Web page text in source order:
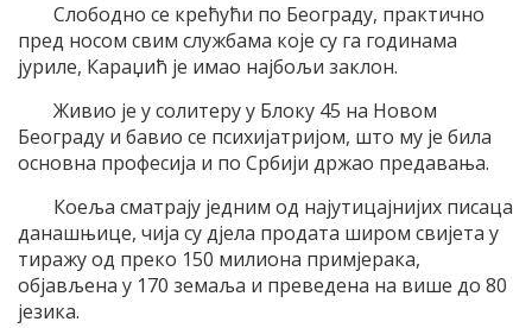
Слободно се крећући по Београду, практично
пред носом свим службама које су га годинама
јуриле, Караџић је имао најбољи заклон.
Живио је у солитеру у Блоку 45 на Новом
Београду и бавио се психијатријом, што му је била
основна професија и по Србији држао предавања.
Коеља сматрају једним од најутицајнијих писаца
данашњице, чија су дјела продата широм свијета у
тиражу од преко 150 милиона примјерака,
објављена у 170 земаља и преведена на више до 80
језика.